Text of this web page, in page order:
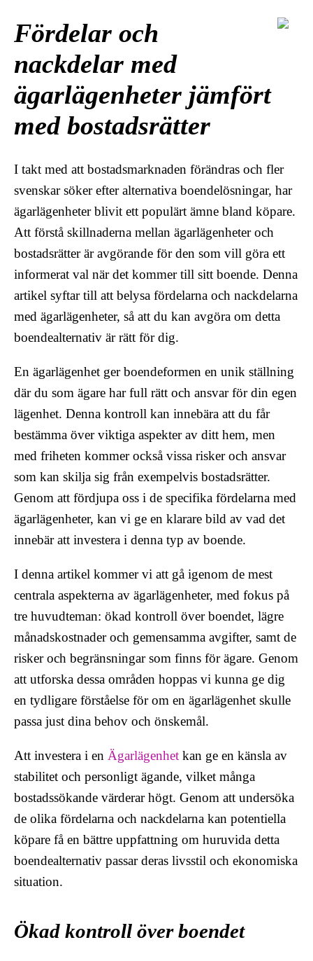
Fördelar och
nackdelar med
ägarlägenheter jämfört
med bostadsrätter
I takt med att bostadsmarknaden förändras och fler
svenskar söker efter alternativa boendelösningar, har
ägarlägenheter blivit ett populärt ämne bland köpare.
Att förstå skillnaderna mellan ägarlägenheter och
bostadsrätter är avgörande för den som vill göra ett
informerat val när det kommer till sitt boende. Denna
artikel syftar till att belysa fördelarna och nackdelarna
med ägarlägenheter, så att du kan avgöra om detta
boendealternativ är rätt för dig.
En ägarlägenhet ger boendeformen en unik ställning
där du som ägare har full rätt och ansvar för din egen
lägenhet. Denna kontroll kan innebära att du får
bestämma över viktiga aspekter av ditt hem, men
med friheten kommer också vissa risker och ansvar
som kan skilja sig från exempelvis bostadsrätter.
Genom att fördjupa oss i de specifika fördelarna med
ägarlägenheter, kan vi ge en klarare bild av vad det
innebär att investera i denna typ av boende.
I denna artikel kommer vi att gå igenom de mest
centrala aspekterna av ägarlägenheter, med fokus på
tre huvudteman: ökad kontroll över boendet, lägre
månadskostnader och gemensamma avgifter, samt de
risker och begränsningar som finns för ägare. Genom
att utforska dessa områden hoppas vi kunna ge dig
en tydligare förståelse för om en ägarlägenhet skulle
passa just dina behov och önskemål.
Att investera i en Ägarlägenhet kan ge en känsla av
stabilitet och personligt ägande, vilket många
bostadssökande värderar högt. Genom att undersöka
de olika fördelarna och nackdelarna kan potentiella
köpare få en bättre uppfattning om huruvida detta
boendealternativ passar deras livsstil och ekonomiska
situation.
Ökad kontroll över boendet